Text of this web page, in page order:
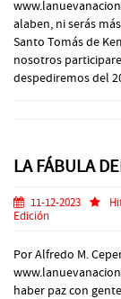
alaben, ni serás
Santo Tomás de
nosotros
despediremos del
LA FÁBULA
11-12-2023
Edición
Por Alfredo M.
haber paz con